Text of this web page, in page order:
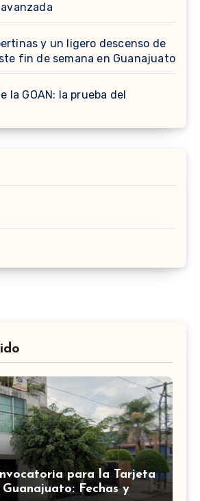
y un ligero descenso de
fin de semana en Guanajuato
la GOAN: la prueba del
para la Tarjeta
Fechas y